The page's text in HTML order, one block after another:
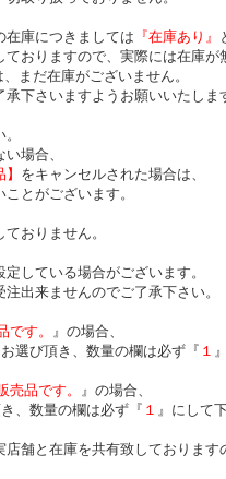
在庫につきましては 『在庫あり』
おりますので、実際には在庫が
まだ在庫がございません。
下さいますようお願いいたしま
場合、
をキャンセルされた場合は、
とがございます。
おりません。
している場合がございます。
出来ませんのでご了承下さい。
す。 』の場合、
び頂き、数量の欄は必ず『 １
売品です。 』の場合、
数量の欄は必ず『 １ 』にして
舗と在庫を共有致しております